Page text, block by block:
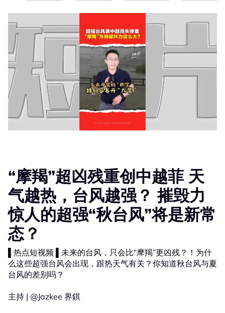
“摩羯”超凶残重创中越菲 天
气越热，台风越强？ 摧毁力
惊人的超强“秋台风”将是新常
态？
▌热点短视频 ▌未来的台风，只会比“摩羯”更凶残？！为什
么这些超强台风会出现，跟热天气有关？你知道秋台风与夏
台风的差别吗？
主持 | @Jazkee 界錤